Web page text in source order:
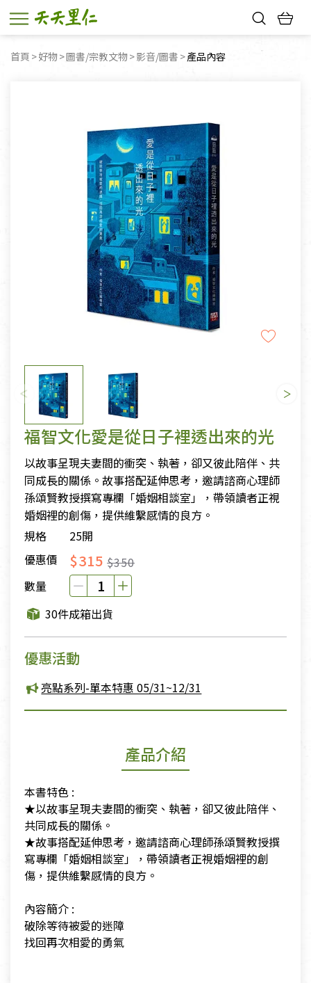
首頁 好物 圖書/宗教文物 影音/圖書 目前頁面：
產品內容
福智文化愛是從日子裡透出來的光
以故事呈現夫妻間的衝突、執著，卻又彼此陪伴、共
同成長的關係。故事搭配延伸思考，邀請諮商心理師
孫頌賢教授撰寫專欄「婚姻相談室」，帶領讀者正視
婚姻裡的創傷，提供維繫感情的良方。
規格
25開
優惠價
$315 $350
數量
30件成箱出貨
優惠活動
亮點系列-單本特惠 05/31~12/31
產品介紹
本書特色 :
​★以故事呈現夫妻間的衝突、執著，卻又彼此陪伴、
共同成長的關係。
​★故事搭配延伸思考，邀請諮商心理師孫頌賢教授撰
寫專欄「婚姻相談室」，帶領讀者正視婚姻裡的創
傷，提供維繫感情的良方。
​內容簡介 :
​破除等待被愛的迷障
​找回再次相愛的勇氣